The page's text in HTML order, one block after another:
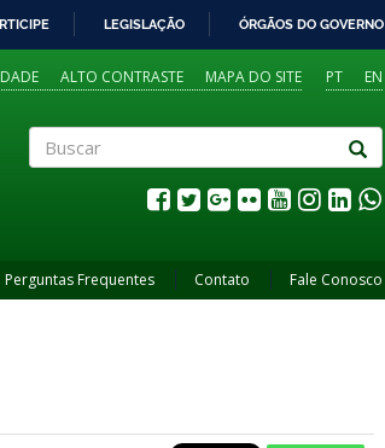
LEGISLAÇÃO ÓRGÃOS DO GOVERNO
PT EN
ALTO CONTRASTE MAPA DO SITE
Perguntas Frequentes Contato Fale Conosco